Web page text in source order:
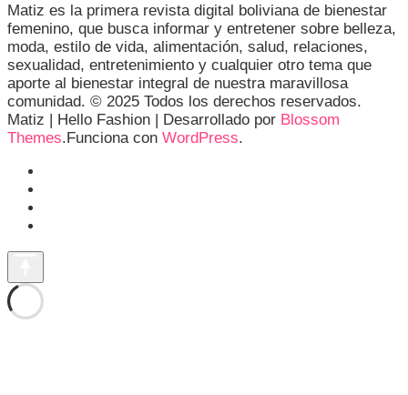
Matiz es la primera revista digital boliviana de bienestar
femenino, que busca informar y entretener sobre belleza,
moda, estilo de vida, alimentación, salud, relaciones,
sexualidad, entretenimiento y cualquier otro tema que
aporte al bienestar integral de nuestra maravillosa
comunidad. © 2025 Todos los derechos reservados.
Matiz | Hello Fashion | Desarrollado por Blossom
Themes.Funciona con WordPress.